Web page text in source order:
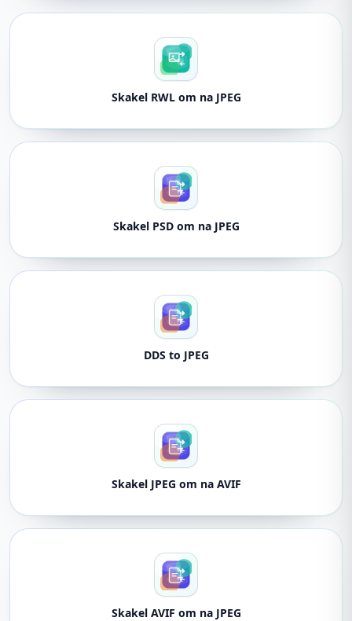
Skakel RWL om na JPEG
Skakel PSD om na JPEG
DDS to JPEG
Skakel JPEG om na AVIF
Skakel AVIF om na JPEG